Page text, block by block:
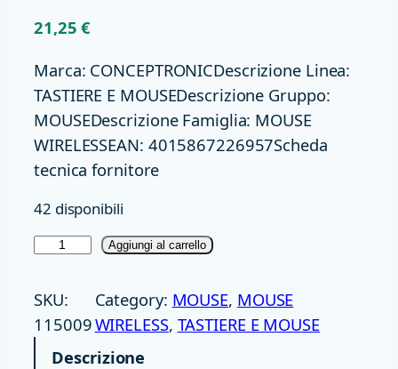
21,25€
Marca: CONCEPTRONICDescrizione Linea:
TASTIERE E MOUSEDescrizione Gruppo:
MOUSEDescrizione Famiglia: MOUSE
WIRELESSEAN: 4015867226957Scheda
tecnica fornitore
42 disponibili
U
S
Aggiungi al carrello
SKU:
115009
Category: MOUSE, MOUSE
WIRELESS, TASTIERE E MOUSE
Descrizione